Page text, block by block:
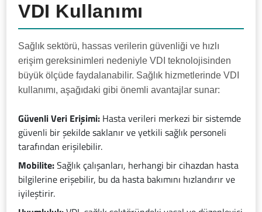
VDI Kullanımı
Sağlık sektörü, hassas verilerin güvenliği ve hızlı
erişim gereksinimleri nedeniyle VDI teknolojisinden
büyük ölçüde faydalanabilir. Sağlık hizmetlerinde VDI
kullanımı, aşağıdaki gibi önemli avantajlar sunar:
Güvenli Veri Erişimi: Hasta verileri merkezi bir sistemde
güvenli bir şekilde saklanır ve yetkili sağlık personeli
tarafından erişilebilir.
Mobilite:Sağlık çalışanları, herhangi bir cihazdan hasta
bilgilerine erişebilir, bu da hasta bakımını hızlandırır ve
iyileştirir.